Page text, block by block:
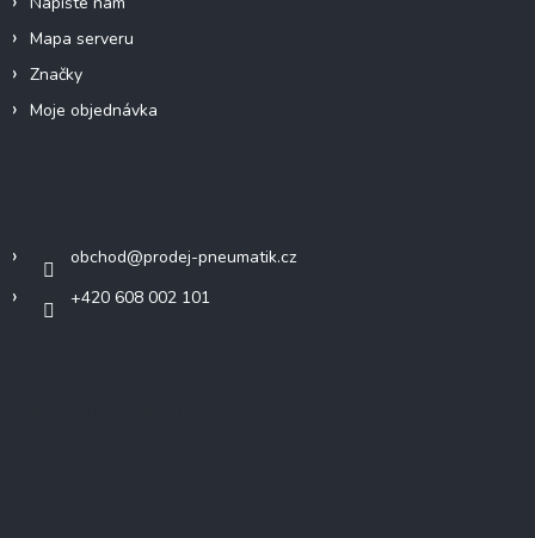
Mapa serveru
Značky
Moje objednávka
obchod@prodej-pneumatik.cz
+420 608 002 101